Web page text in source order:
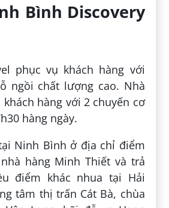
Bình Discovery
phục vụ khách hàng với
ngồi chất lượng cao. Nhà
hàng với 2 chuyến cơ
hàng ngày.
Ninh Bình ở địa chỉ điểm
hàng Minh Thiết và trả
điểm khác nhua tại Hải
tâm thị trấn Cát Bà, chùa